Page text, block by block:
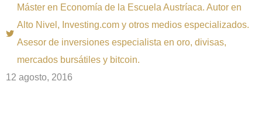
Máster en Economía de la Escuela Austríaca. Autor en
Alto Nivel, Investing.com y otros medios especializados.
Asesor de inversiones especialista en oro, divisas,
mercados bursátiles y bitcoin.
12 agosto, 2016